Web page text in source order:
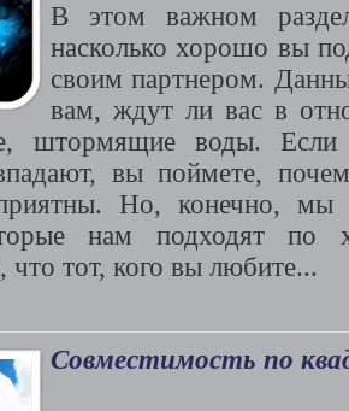
В этом важном
насколько хорошо вы
своим партнером.
вам, ждут ли вас в
штормящие воды. Если
вы поймете,
Но, конечно, мы
нам подходят по
что тот, кого вы любите...
Совместимость по